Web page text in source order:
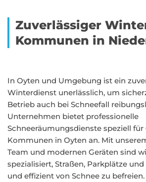
Zuverlässiger
Kommunen in
In Oyten und Umgebung ist ein
Winterdienst unerlässlich, um
Betrieb auch bei Schneefall
Unternehmen bietet professionelle
Schneeräumungsdienste speziell für
Kommunen in Oyten an. Mit
Team und modernen Geräten sind
spezialisiert, Straßen, Parkplätze
und effizient von Schnee zu